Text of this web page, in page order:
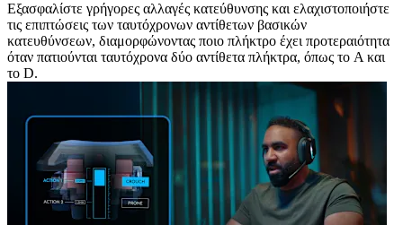
Εξασφαλίστε γρήγορες αλλαγές κατεύθυνσης και ελαχιστοποιήστε
τις επιπτώσεις των ταυτόχρονων αντίθετων βασικών
κατευθύνσεων, διαμορφώνοντας ποιο πλήκτρο έχει προτεραιότητα
όταν πατιούνται ταυτόχρονα δύο αντίθετα πλήκτρα, όπως το A και
το D.